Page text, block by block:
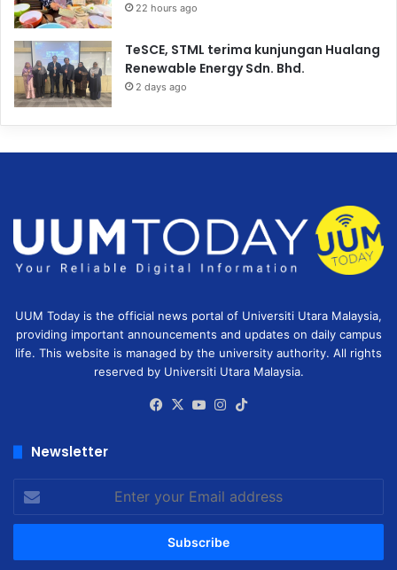
22 hours ago
TeSCE, STML terima kunjungan Hualang
Renewable Energy Sdn. Bhd.
2 days ago
UUM Today is the official news portal of Universiti Utara Malaysia,
providing important announcements and updates on daily campus
life. This website is managed by the university authority. All rights
reserved by Universiti Utara Malaysia.
Facebook
X YouTubeInstagram
Newsletter
your
Email